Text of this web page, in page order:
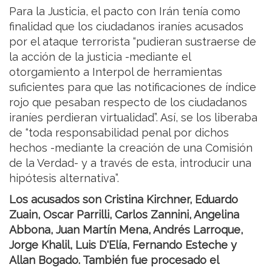
Para la Justicia, el pacto con Irán tenía como
finalidad que los ciudadanos iraníes acusados
por el ataque terrorista “pudieran sustraerse de
la acción de la justicia -mediante el
otorgamiento a Interpol de herramientas
suficientes para que las notificaciones de índice
rojo que pesaban respecto de los ciudadanos
iraníes perdieran virtualidad”. Así, se los liberaba
de “toda responsabilidad penal por dichos
hechos -mediante la creación de una Comisión
de la Verdad- y a través de esta, introducir una
hipótesis alternativa”.
Los acusados son Cristina Kirchner, Eduardo
Zuain, Oscar Parrilli, Carlos Zannini, Angelina
Abbona, Juan Martín Mena, Andrés Larroque,
Jorge Khalil, Luis D'Elía, Fernando Esteche y
Allan Bogado. También fue procesado el